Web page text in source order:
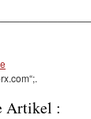
Artikel :